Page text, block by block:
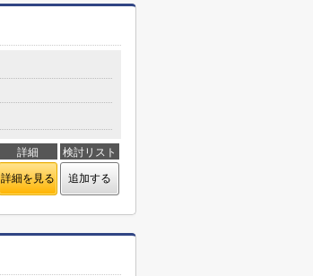
詳細 検討リスト
詳細を見る 追加する